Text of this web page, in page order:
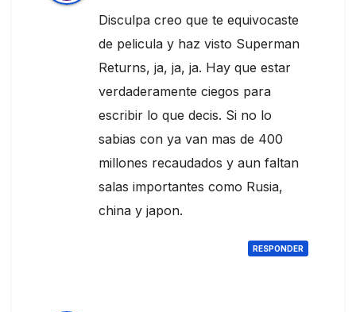
Disculpa creo que te equivocaste
de pelicula y haz visto Superman
Returns, ja, ja, ja. Hay que estar
verdaderamente ciegos para
escribir lo que decis. Si no lo
sabias con ya van mas de 400
millones recaudados y aun faltan
salas importantes como Rusia,
china y japon.
RESPONDER